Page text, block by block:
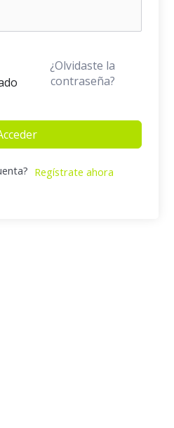
¿Olvidaste la
contraseña?
Regístrate ahora